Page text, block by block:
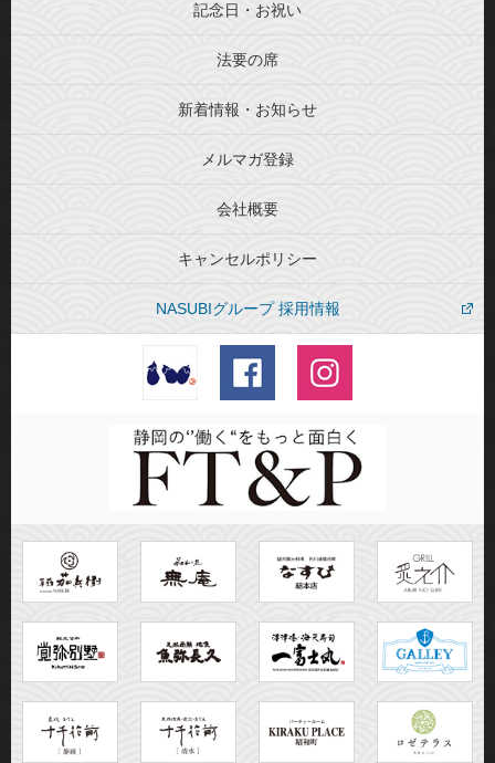
記念日・お祝い
法要の席
新着情報・お知らせ
メルマガ登録
会社概要
キャンセルポリシー
NASUBIグループ 採用情報